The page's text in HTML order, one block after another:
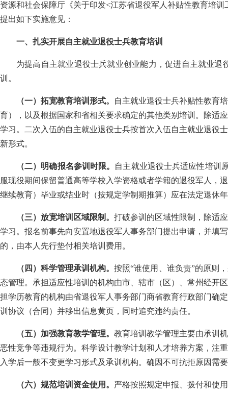
资源和社会保障厅《关于印发<江苏省退役军人补贴性教育培
提出如下实施意见：
一、扎实开展自主就业退役士兵教育培训
为提高自主就业退役士兵就业创业能力，促进自主就业
训。
（一）拓宽教育培训形式。
自主就业退役士兵补贴性教育
育），以及根据国家和省相关要求确定的其他类别培训。除适
学习。二次入伍的自主就业退役士兵按首次入伍自主就业退役
新形式。
（二）明确报名参训时限。 自主就业退役士兵适应性培训
服现役期间保留普通高等学校入学资格或者学籍的退役军人，
继续教育）毕业或结业时（按规定学制期推算）应在法定退休
（三）放宽培训区域限制。 打破参训的区域性限制，除适
学习。报名前事先向安置地退役军人事务部门提出申请，并填
的，由本人先行垫付相关培训费用。
（四）科学管理承训机构。按照“谁使用、谁负责”的原则
态管理。承担适应性培训的机构由市、辖市（区）、常州经开
担学历教育的机构由省退役军人事务部门商省教育行政部门确
训协议（合同）并移出信息黄页，同时追究违约责任。
（五）加强教育教学管理。 教育培训教学管理主要由承训
恶性竞争等违规行为。科学设计教学计划和人才培养方案，注
入学后一般不变更学习形式及承训机构。确因不可抗拒原因需
（六）规范培训资金使用。 严格按照规定申报、拨付和使